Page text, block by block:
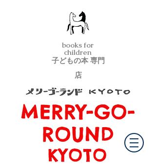
子どもの本 専門
店
books for
children
メリーゴーランド京都
MERRY-GO-
ROUND
KYOTO